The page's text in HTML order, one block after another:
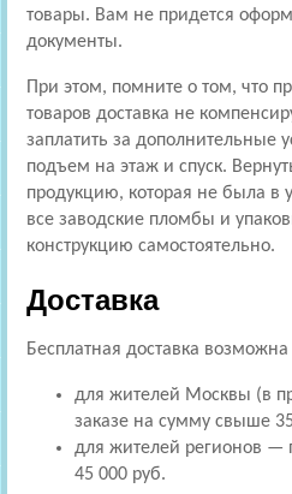
товары. Вам не придется
документы.
При этом, помните о том, что
товаров доставка не
заплатить за дополнительные
подъем на этаж и спуск.
продукцию, которая не была в
все заводские пломбы и
конструкцию самостоятельно.
Доставка
Бесплатная доставка
для жителей Москвы (в
заказе на сумму свыше
для жителей регионов —
45 000 руб.